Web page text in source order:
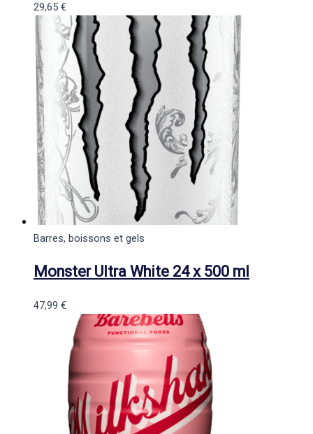
29,65 €
Barres, boissons et gels
Monster Ultra White 24 x 500 ml
47,99 €